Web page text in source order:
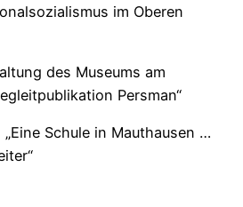
im Oberen
des Museums am
Persman“
Schule in Mauthausen …